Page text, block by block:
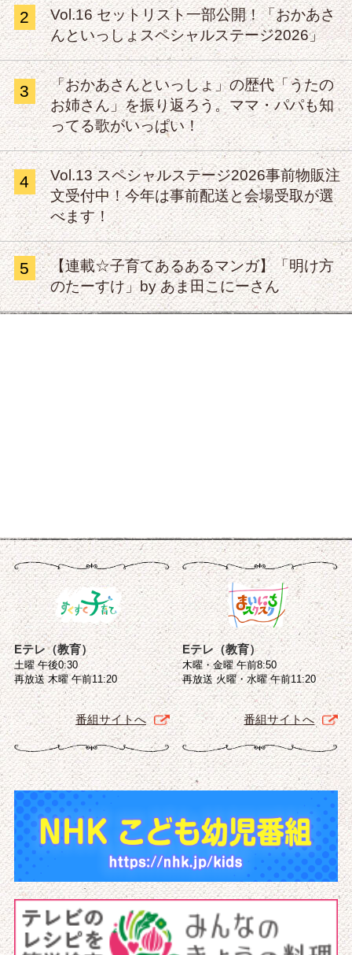
2
Vol.16 セットリスト一部公開！「おかあさ
んといっしょスペシャルステージ2026」
3
「おかあさんといっしょ」の歴代「うたの
お姉さん」を振り返ろう。ママ・パパも知
ってる歌がいっぱい！
4
Vol.13 スペシャルステージ2026事前物販注
文受付中！今年は事前配送と会場受取が選
べます！
5
【連載☆子育てあるあるマンガ】「明け方
のたーすけ」by あま田こにーさん
Eテレ（教育）
土曜 午後0:30
再放送 木曜 午前11:20
番組サイトへ
Eテレ（教育）
木曜・金曜 午前8:50
再放送 火曜・水曜 午前11:20
番組サイトへ